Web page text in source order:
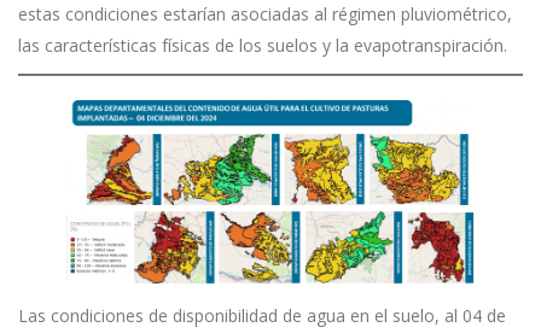
estas condiciones estarían asociadas al régimen pluviométrico,
las características físicas de los suelos y la evapotranspiración.
Las condiciones de disponibilidad de agua en el suelo, al 04 de